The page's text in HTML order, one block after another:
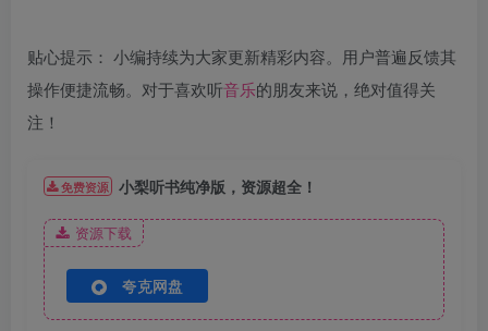
贴心提示： 小编持续为大家更新精彩内容。用户普遍反馈其
操作便捷流畅。对于喜欢听音乐的朋友来说，绝对值得关
注！
免费资源 小梨听书纯净版，资源超全！
资源下载
夸克网盘